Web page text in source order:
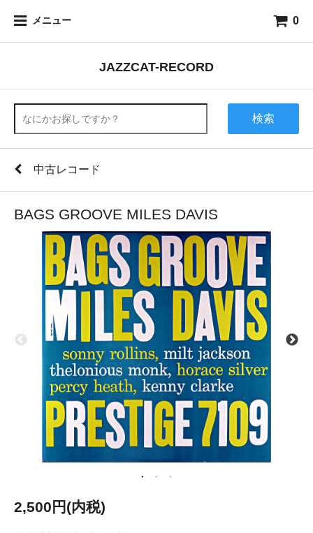
メニュー 0
JAZZCAT-RECORD
検索
中古レコード
BAGS GROOVE MILES DAVIS
2,500円(内税)